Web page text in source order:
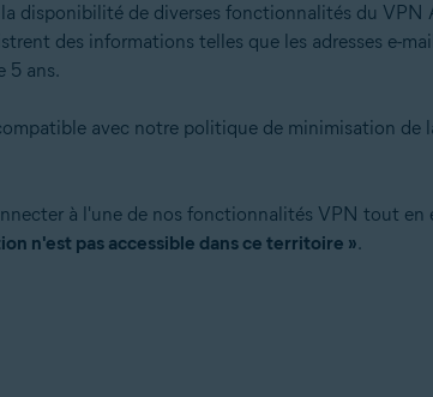
disponibilité de diverses fonctionnalités du VPN
des informations telles que les adresses e-
5 ans.
avec notre politique de minimisation de
à l'une de nos fonctionnalités VPN tout en
n'est pas accessible dans ce territoire ».